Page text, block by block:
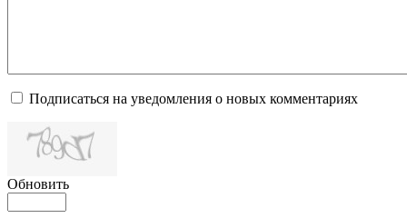
Подписаться на уведомления о новых комментариях
Обновить